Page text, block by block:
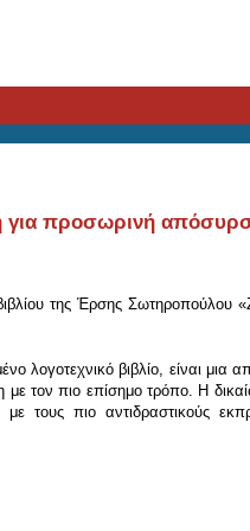
προσωρινή
της Έρσης Σωτηροπούλου
λογοτεχνικό βιβλίο, είναι μια
με τον πιο επίσημο τρόπο. Η
τους πιο αντιδραστικούς